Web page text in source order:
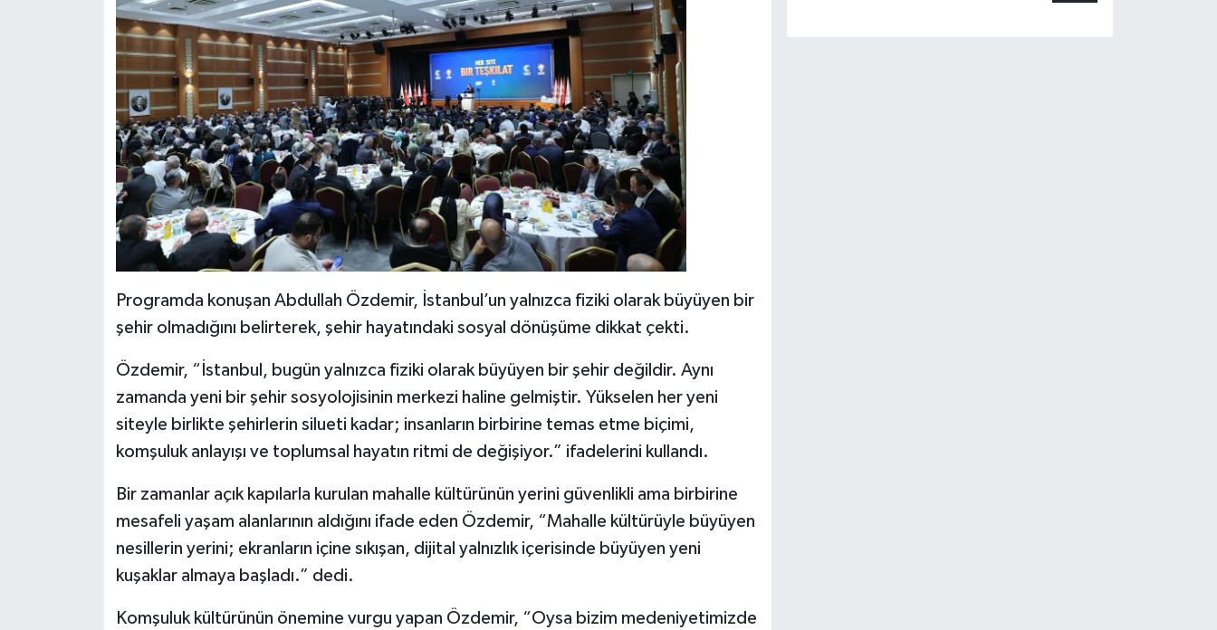
Programda konuşan Abdullah Özdemir, İstanbul’un yalnızca fiziki olarak büyüyen bir
şehir olmadığını belirterek, şehir hayatındaki sosyal dönüşüme dikkat çekti.
Özdemir, “İstanbul, bugün yalnızca fiziki olarak büyüyen bir şehir değildir. Aynı
zamanda yeni bir şehir sosyolojisinin merkezi haline gelmiştir. Yükselen her yeni
siteyle birlikte şehirlerin silueti kadar; insanların birbirine temas etme biçimi,
komşuluk anlayışı ve toplumsal hayatın ritmi de değişiyor.” ifadelerini kullandı.
Bir zamanlar açık kapılarla kurulan mahalle kültürünün yerini güvenlikli ama birbirine
mesafeli yaşam alanlarının aldığını ifade eden Özdemir, “Mahalle kültürüyle büyüyen
nesillerin yerini; ekranların içine sıkışan, dijital yalnızlık içerisinde büyüyen yeni
kuşaklar almaya başladı.” dedi.
Komşuluk kültürünün önemine vurgu yapan Özdemir, “Oysa bizim medeniyetimizde